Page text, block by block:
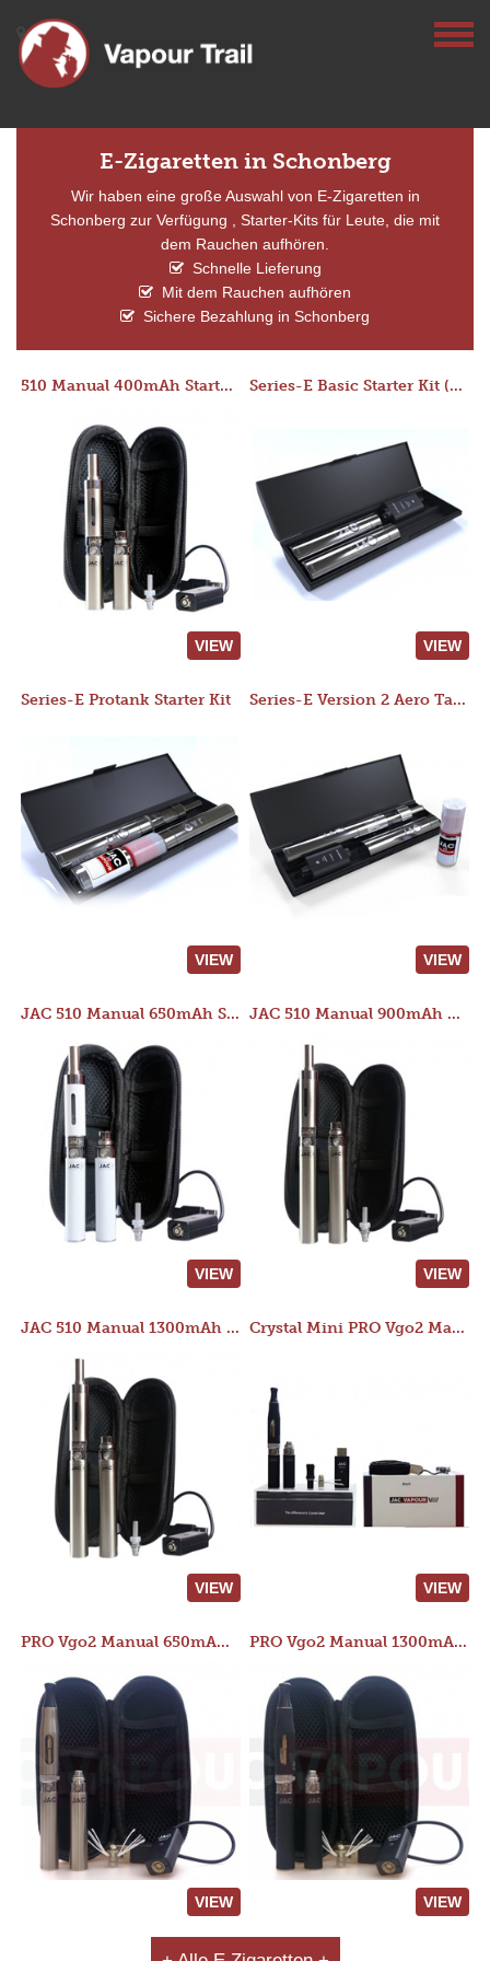
E-Zigaretten in Schonberg
Wir haben eine große Auswahl von E-Zigaretten in
Schonberg zur Verfügung , Starter-Kits für Leute, die mit
dem Rauchen aufhören.
Schnelle Lieferung
Mit dem Rauchen aufhören
Sichere Bezahlung in Schonberg
510 Manual 400mAh Starter Kit
VIEW
Series-E Basic Starter Kit (No Tank)
VIEW
Series-E Protank Starter Kit
VIEW
Series-E Version 2 Aero Tank Starter Kit
VIEW
JAC 510 Manual 650mAh Starter Kit
VIEW
JAC 510 Manual 900mAh Starter Kit
VIEW
JAC 510 Manual 1300mAh Starter Kit
VIEW
Crystal Mini PRO Vgo2 Manual 400mAh Kit
VIEW
PRO Vgo2 Manual 650mAh Kit
VIEW
PRO Vgo2 Manual 1300mAh Kit
VIEW